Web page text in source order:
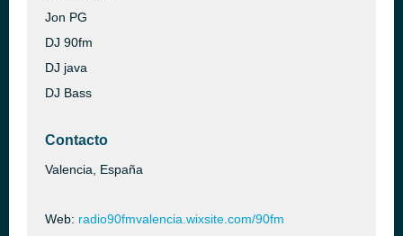
Jon PG
DJ 90fm
DJ java
DJ Bass
Contacto
Valencia, España
Web: radio90fmvalencia.wixsite.com/90fm